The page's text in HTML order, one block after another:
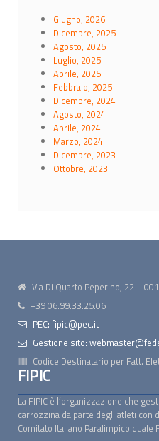
Giugno, 2026
Dicembre, 2025
Agosto, 2025
Luglio, 2025
Aprile, 2025
Febbraio, 2025
Dicembre, 2024
Agosto, 2024
Aprile, 2024
Marzo, 2024
Dicembre, 2023
Ottobre, 2023
Via Di Quarto Peperino, 22 –
+39 06.99.33.25.06
PEC: fipic@pec.it
Gestione sito:
Codice Destinatario per Fatt.
FIPIC
La FIPIC è l’organizzazione che
carrozzina da parte degli atleti con
Comitato Italiano Paralimpico